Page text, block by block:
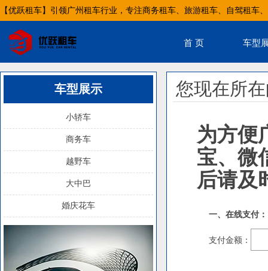
【优跃租车】引领广州租车行业，专注商务租车、旅游租车、自驾租车
首 页 车型
车型展示
小轿车
商务车
越野车
大中巴
婚庆花车
您现在所
为方便
宝、微
后请及
一、在线支付：
支付金额：